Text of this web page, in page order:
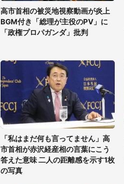
高市首相の被災地視察動画が炎上
BGM付き「総理が主役のPV」に
「政権プロパガンダ」批判
「私はまだ何も言ってません」高
市首相が赤沢経産相の言葉にこう
答えた意味 二人の距離感を示す1枚
の写真